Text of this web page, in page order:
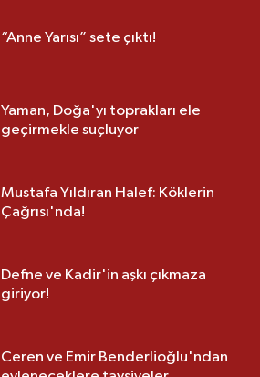
“Anne Yarısı” sete çıktı!
Yaman, Doğa'yı toprakları ele
geçirmekle suçluyor
Mustafa Yıldıran Halef: Köklerin
Çağrısı'nda!
Defne ve Kadir'in aşkı çıkmaza
giriyor!
Ceren ve Emir Benderlioğlu'ndan